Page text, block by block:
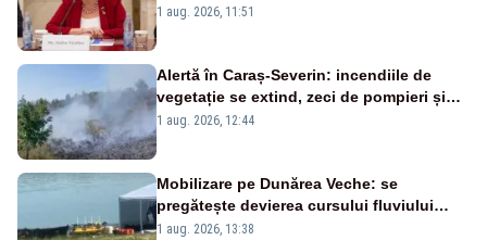
nu este o reușită pentru Guvernul
1 aug. 2026, 11:51
Alertă în Caraș-Severin: incendiile de
vegetație se extind, zeci de pompieri și
silvicultori se luptă cu flăcările - VIDEO
1 aug. 2026, 12:44
Mobilizare pe Dunărea Veche: se
pregătește devierea cursului fluviului
către Cernavodă – VIDEO
1 aug. 2026, 13:38